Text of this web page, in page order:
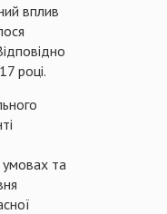
вплив
році.
умовах та